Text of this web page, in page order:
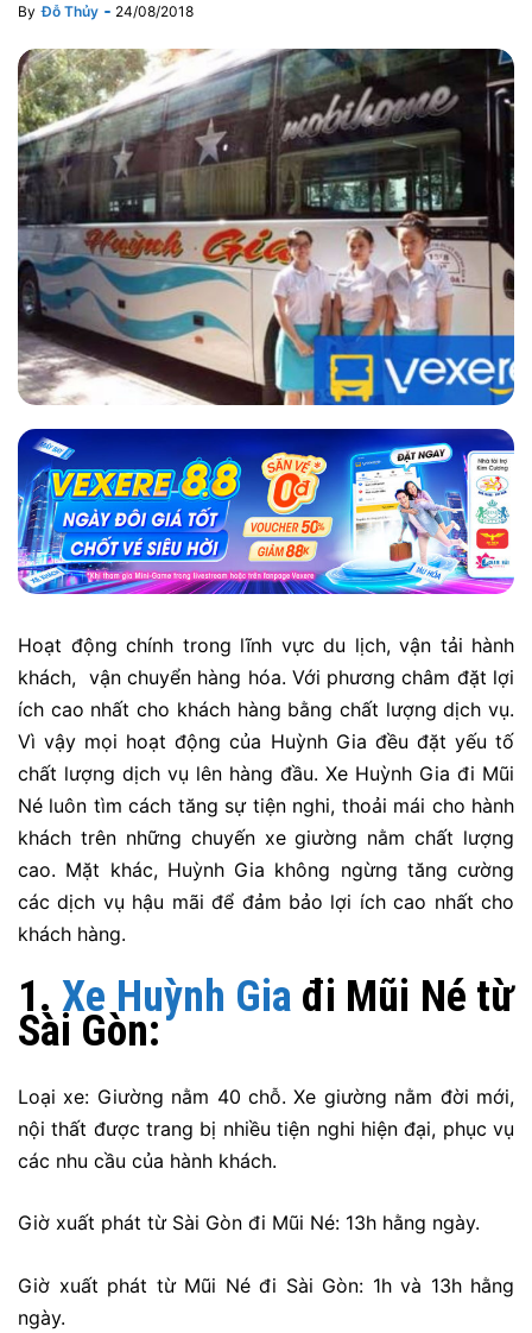
By Đỗ Thủy 24/08/2018
Hoạt động chính trong lĩnh vực du lịch, vận tải hành
khách, vận chuyển hàng hóa. Với phương châm đặt lợi
ích cao nhất cho khách hàng bằng chất lượng dịch vụ.
Vì vậy mọi hoạt động của Huỳnh Gia đều đặt yếu tố
chất lượng dịch vụ lên hàng đầu. Xe Huỳnh Gia đi Mũi
Né luôn tìm cách tăng sự tiện nghi, thoải mái cho hành
khách trên những chuyến xe giường nằm chất lượng
cao. Mặt khác, Huỳnh Gia không ngừng tăng cường
các dịch vụ hậu mãi để đảm bảo lợi ích cao nhất cho
khách hàng.
1.Xe Huỳnh Gia đi Mũi Né từ
Sài Gòn:
Loại xe: Giường nằm 40 chỗ. Xe giường nằm đời mới,
nội thất được trang bị nhiều tiện nghi hiện đại, phục vụ
các nhu cầu của hành khách.
Giờ xuất phát từ Sài Gòn đi Mũi Né: 13h hằng ngày.
Giờ xuất phát từ Mũi Né đi Sài Gòn: 1h và 13h hằng
ngày.